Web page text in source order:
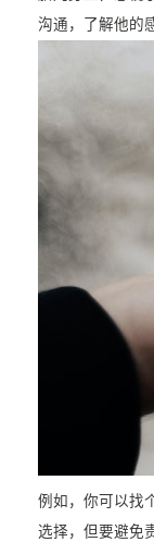
沟通，了解他的
例如，你可以找
选择，但要避免